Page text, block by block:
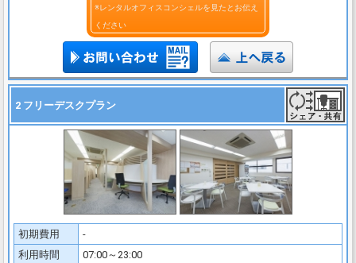
※レンタルオフィスコンシェルを見たとお伝え
ください
2 フリーデスクプラン
初期費用
-
利用時間
07:00～23:00